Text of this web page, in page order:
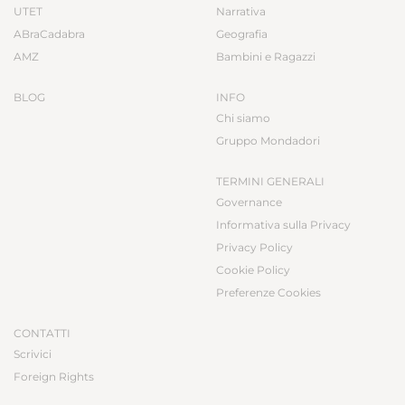
UTET
ABraCadabra
AMZ
BLOG
Narrativa
Geografia
Bambini e Ragazzi
INFO
Chi siamo
Gruppo Mondadori
TERMINI GENERALI
Governance
Informativa sulla Privacy
Privacy Policy
Cookie Policy
Preferenze Cookies
CONTATTI
Scrivici
Foreign Rights